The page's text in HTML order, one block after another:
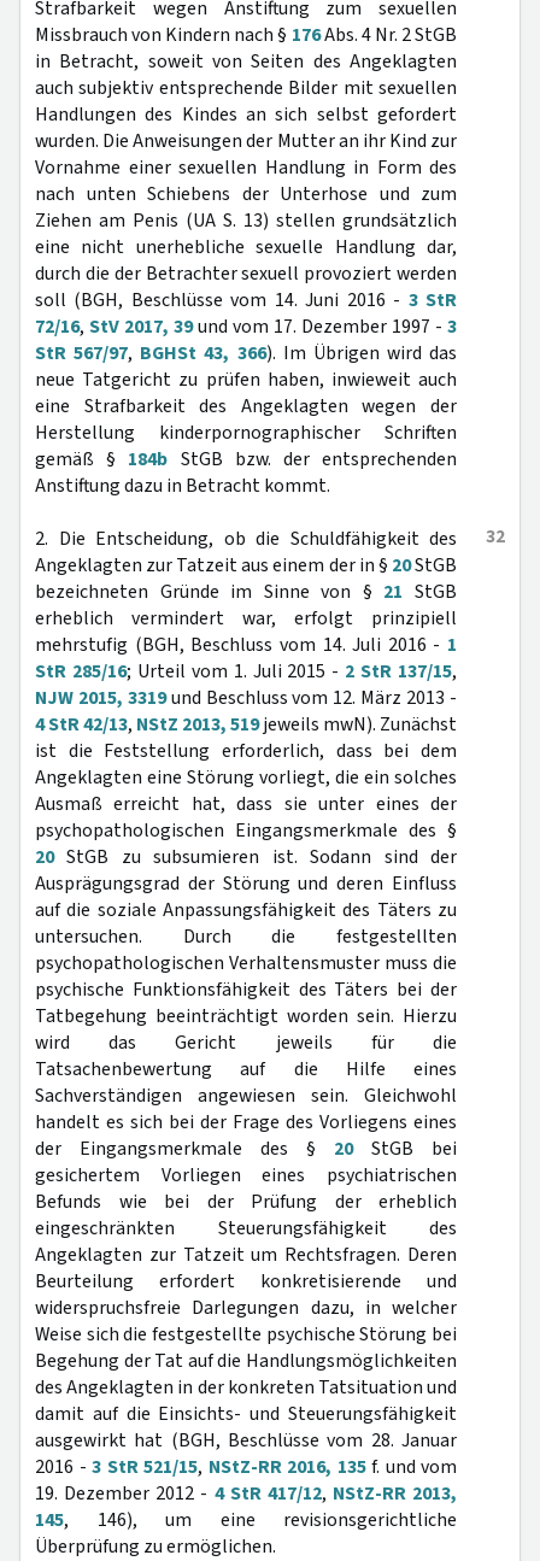
Strafbarkeit wegen Anstiftung zum sexuellen
Missbrauch von Kindern nach § 176Abs. 4 Nr. 2 StGB
in Betracht, soweit von Seiten des Angeklagten
auch subjektiv entsprechende Bilder mit sexuellen
Handlungen des Kindes an sich selbst gefordert
wurden. Die Anweisungen der Mutter an ihr Kind zur
Vornahme einer sexuellen Handlung in Form des
nach unten Schiebens der Unterhose und zum
Ziehen am Penis (UA S. 13) stellen grundsätzlich
eine nicht unerhebliche sexuelle Handlung dar,
durch die der Betrachter sexuell provoziert werden
soll (BGH, Beschlüsse vom 14. Juni 2016 - 3 StR
72/16, StV 2017, 39und vom 17. Dezember 1997 - 3
StR 567/97, BGHSt 43, 366). Im Übrigen wird das
neue Tatgericht zu prüfen haben, inwieweit auch
eine Strafbarkeit des Angeklagten wegen der
Herstellung kinderpornographischer Schriften
gemäß § 184b StGB bzw. der entsprechenden
Anstiftung dazu in Betracht kommt.
32
2. Die Entscheidung, ob die Schuldfähigkeit des
Angeklagten zur Tatzeit aus einem der in § 20StGB
bezeichneten Gründe im Sinne von § 21 StGB
erheblich vermindert war, erfolgt prinzipiell
mehrstufig (BGH, Beschluss vom 14. Juli 2016 - 1
StR 285/16; Urteil vom 1. Juli 2015 - 2 StR 137/15,
NJW 2015, 3319und Beschluss vom 12. März 2013 -
4 StR 42/13, NStZ 2013, 519jeweils mwN). Zunächst
ist die Feststellung erforderlich, dass bei dem
Angeklagten eine Störung vorliegt, die ein solches
Ausmaß erreicht hat, dass sie unter eines der
psychopathologischen Eingangsmerkmale des §
20StGB zu subsumieren ist. Sodann sind der
Ausprägungsgrad der Störung und deren Einfluss
auf die soziale Anpassungsfähigkeit des Täters zu
untersuchen. Durch die festgestellten
psychopathologischen Verhaltensmuster muss die
psychische Funktionsfähigkeit des Täters bei der
Tatbegehung beeinträchtigt worden sein. Hierzu
wird das Gericht jeweils für die
Tatsachenbewertung auf die Hilfe eines
Sachverständigen angewiesen sein. Gleichwohl
handelt es sich bei der Frage des Vorliegens eines
der Eingangsmerkmale des § 20StGB bei
gesichertem Vorliegen eines psychiatrischen
Befunds wie bei der Prüfung der erheblich
eingeschränkten Steuerungsfähigkeit des
Angeklagten zur Tatzeit um Rechtsfragen. Deren
Beurteilung erfordert konkretisierende und
widerspruchsfreie Darlegungen dazu, in welcher
Weise sich die festgestellte psychische Störung bei
Begehung der Tat auf die Handlungsmöglichkeiten
des Angeklagten in der konkreten Tatsituation und
damit auf die Einsichts- und Steuerungsfähigkeit
ausgewirkt hat (BGH, Beschlüsse vom 28. Januar
2016 - 3 StR 521/15, NStZ-RR 2016, 135f. und vom
19. Dezember 2012 - 4 StR 417/12, NStZ-RR 2013,
145, 146), um eine revisionsgerichtliche
Überprüfung zu ermöglichen.